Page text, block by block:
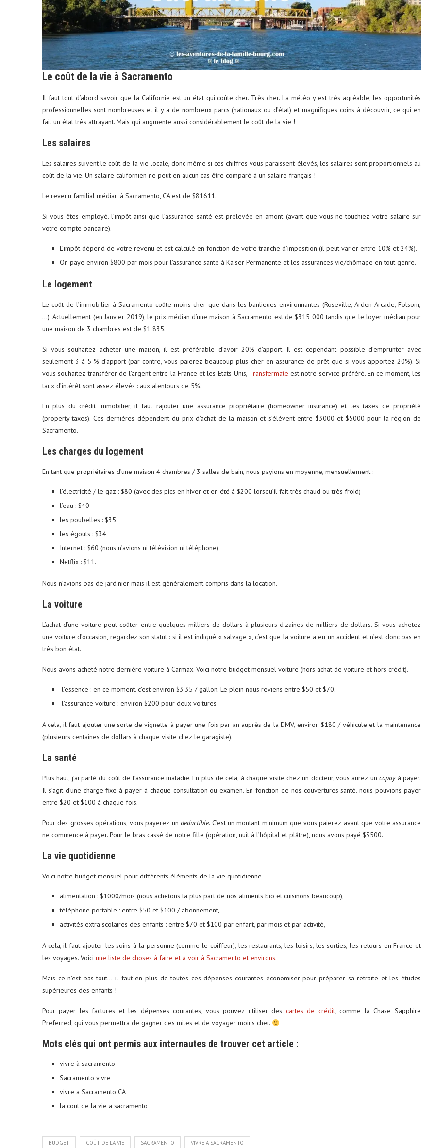
Le coût de la vie à Sacramento
Il faut tout d’abord savoir que la Californie est un état qui coûte cher. Très cher. La météo y est très agréable, les opportunités
professionnelles sont nombreuses et il y a de nombreux parcs (nationaux ou d’état) et magnifiques coins à découvrir, ce qui en
fait un état très attrayant. Mais qui augmente aussi considérablement le coût de la vie !
Les salaires
Les salaires suivent le coût de la vie locale, donc même si ces chiffres vous paraissent élevés, les salaires sont proportionnels au
coût de la vie. Un salaire californien ne peut en aucun cas être comparé à un salaire français !
Le revenu familial médian à Sacramento, CA est de $81611.
Si vous êtes employé, l’impôt ainsi que l’assurance santé est prélevée en amont (avant que vous ne touchiez votre salaire sur
votre compte bancaire).
L’impôt dépend de votre revenu et est calculé en fonction de votre tranche d’imposition (il peut varier entre 10% et 24%).
On paye environ $800 par mois pour l’assurance santé à Kaiser Permanente et les assurances vie/chômage en tout genre.
Le logement
Le coût de l’immobilier à Sacramento coûte moins cher que dans les banlieues environnantes (Roseville, Arden-Arcade, Folsom,
…). Actuellement (en Janvier 2019), le prix médian d’une maison à Sacramento est de $315 000 tandis que le loyer médian pour
une maison de 3 chambres est de $1 835.
Si vous souhaitez acheter une maison, il est préférable d’avoir 20% d’apport. Il est cependant possible d’emprunter avec
seulement 3 à 5 % d’apport (par contre, vous paierez beaucoup plus cher en assurance de prêt que si vous apportez 20%). Si
vous souhaitez transférer de l’argent entre la France et les Etats-Unis, Transfermate est notre service préféré. En ce moment, les
taux d’intérêt sont assez élevés : aux alentours de 5%.
En plus du crédit immobilier, il faut rajouter une assurance propriétaire (homeowner insurance) et les taxes de propriété
(property taxes). Ces dernières dépendent du prix d’achat de la maison et s’élèvent entre $3000 et $5000 pour la région de
Sacramento.
Les charges du logement
En tant que propriétaires d’une maison 4 chambres / 3 salles de bain, nous payions en moyenne, mensuellement :
l’électricité / le gaz : $80 (avec des pics en hiver et en été à $200 lorsqu’il fait très chaud ou très froid)
l’eau : $40
les poubelles : $35
les égouts : $34
Internet : $60 (nous n’avions ni télévision ni téléphone)
Netflix : $11.
Nous n’avions pas de jardinier mais il est généralement compris dans la location.
La voiture
L’achat d’une voiture peut coûter entre quelques milliers de dollars à plusieurs dizaines de milliers de dollars. Si vous achetez
une voiture d’occasion, regardez son statut : si il est indiqué « salvage », c’est que la voiture a eu un accident et n’est donc pas en
très bon état.
Nous avons acheté notre dernière voiture à Carmax. Voici notre budget mensuel voiture (hors achat de voiture et hors crédit).
l’essence : en ce moment, c’est environ $3.35 / gallon. Le plein nous reviens entre $50 et $70.
l’assurance voiture : environ $200 pour deux voitures.
A cela, il faut ajouter une sorte de vignette à payer une fois par an auprès de la DMV, environ $180 / véhicule et la maintenance
(plusieurs centaines de dollars à chaque visite chez le garagiste).
La santé
Plus haut, j’ai parlé du coût de l’assurance maladie. En plus de cela, à chaque visite chez un docteur, vous aurez uncopay à payer.
Il s’agit d’une charge fixe à payer à chaque consultation ou examen. En fonction de nos couvertures santé, nous pouvions payer
entre $20 et $100 à chaque fois.
Pour des grosses opérations, vous payerez undeductible. C’est un montant minimum que vous paierez avant que votre assurance
ne commence à payer. Pour le bras cassé de notre fille (opération, nuit à l’hôpital et plâtre), nous avons payé $3500.
La vie quotidienne
Voici notre budget mensuel pour différents éléments de la vie quotidienne.
alimentation : $1000/mois (nous achetons la plus part de nos aliments bio et cuisinons beaucoup),
téléphone portable : entre $50 et $100 / abonnement,
activités extra scolaires des enfants : entre $70 et $100 par enfant, par mois et par activité,
A cela, il faut ajouter les soins à la personne (comme le coiffeur), les restaurants, les loisirs, les sorties, les retours en France et
les voyages. Voici une liste de choses à faire et à voir à Sacramento et environs.
Mais ce n’est pas tout… il faut en plus de toutes ces dépenses courantes économiser pour préparer sa retraite et les études
supérieures des enfants !
Pour payer les factures et les dépenses courantes, vous pouvez utiliser des cartes de crédit, comme la Chase Sapphire
Preferred, qui vous permettra de gagner des miles et de voyager moins cher.
Mots clés qui ont permis aux internautes de trouver cet article :
vivre à sacramento
Sacramento vivre
vivre a Sacramento CA
la cout de la vie a sacramento
BUDGET COÛT DE LA VIE SACRAMENTO VIVRE À SACRAMENTO
photos : le petit format
29 décembre 2025
Louer une voiture aux États-Unis : 8